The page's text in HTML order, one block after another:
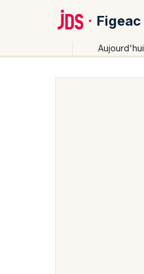
Figeac
Aujourd'hui